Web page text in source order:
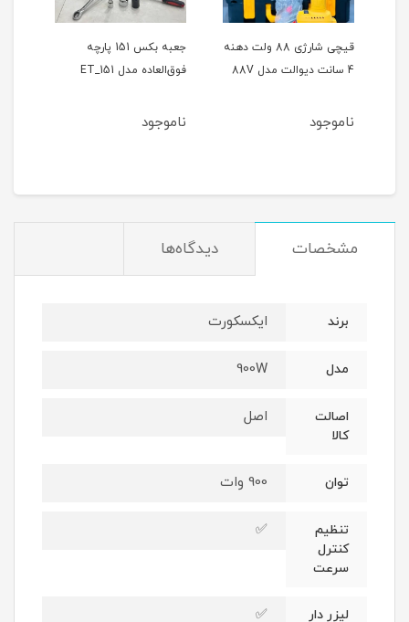
قیچی شارژی 88 ولت دهنه
4 سانت دیوالت مدل 88V
ناموجود
جعبه بکس 151 پارچه
فوق‌العاده مدل ET_151
ناموجود
مشخصات دیدگاه‌ها
برند ایکسکورت
مدل 900W
اصالت
کالا
اصل
توان 900 وات
تنظیم
کنترل
سرعت
✅
لیزر دار ✅